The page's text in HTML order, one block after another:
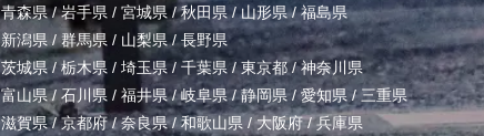
青森県/岩手県 / 宮城県 /秋田県 /山形県/福島県
新潟県 / 群馬県 / 山梨県/長野県
茨城県 / 栃木県 / 埼玉県/ 千葉県 /東京都/神奈川県
富山県/ 石川県 / 福井県/岐阜県/静岡県/ 愛知県 / 三重県
滋賀県/京都府/奈良県/和歌山県 /大阪府/兵庫県